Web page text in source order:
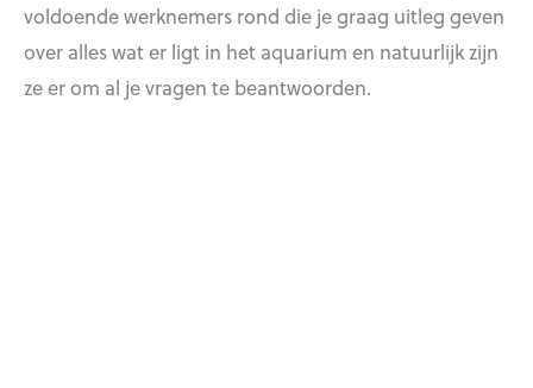
voldoende werknemers rond die je graag uitleg geven
over alles wat er ligt in het aquarium en natuurlijk zijn
ze er om al je vragen te beantwoorden.